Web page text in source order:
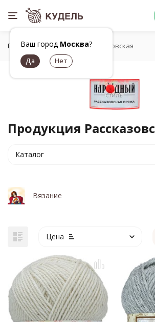
Ваш город Москва?
Главная Бренды Рассказовская
Продукция
Каталог
Вязание
Цена